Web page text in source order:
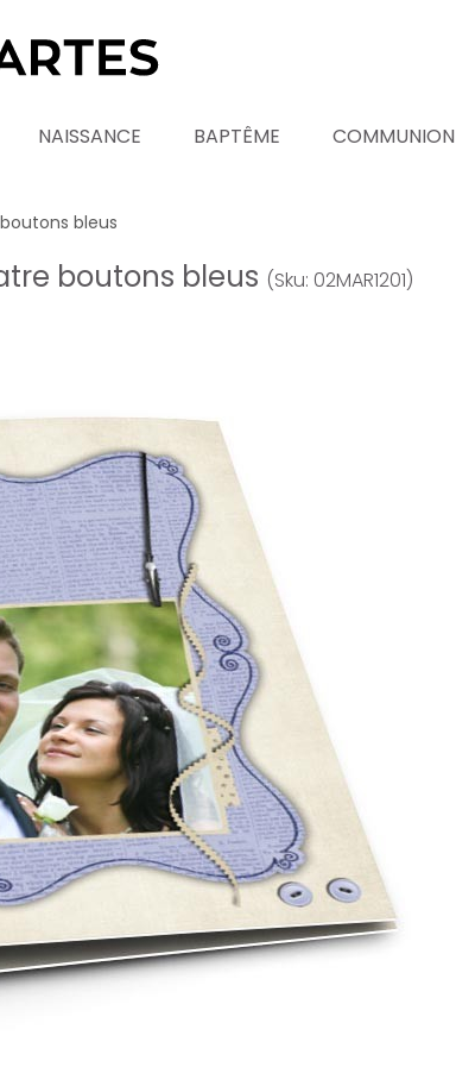
NAISSANCE BAPTÊME COMMUNION
bleus
boutons bleus (Sku: 02MAR1201)